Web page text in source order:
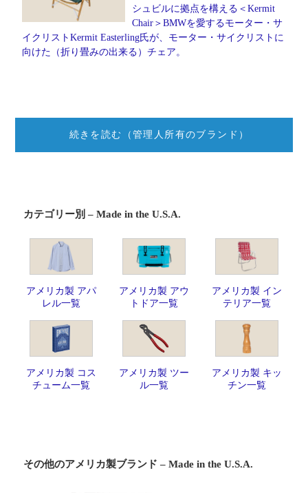
シュビルに拠点を構える＜Kermit
Chair＞BMWを愛するモーター・サ
イクリストKermit Easterling氏が、モーター・サイクリストに
向けた（折り畳みの出来る）チェア。
続きを読む（管理人所有のブランド）
カテゴリー別 – Made in the U.S.A.
アメリカ製 アパ
レル一覧
アメリカ製 アウ
トドア一覧
アメリカ製 イン
テリア一覧
アメリカ製 コス
チューム一覧
アメリカ製 ツー
ル一覧
アメリカ製 キッ
チン一覧
その他のアメリカ製ブランド – Made in the U.S.A.